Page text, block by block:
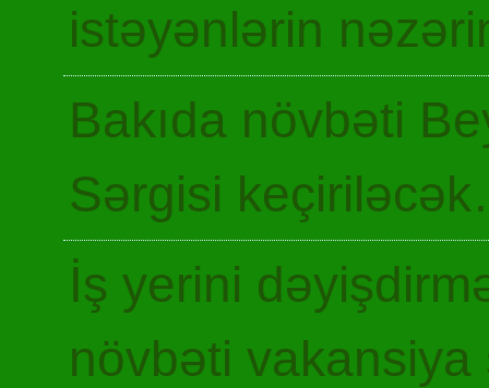
istəyənlərin
Bakıda növbəti
Sərgisi
İş yerini
növbəti